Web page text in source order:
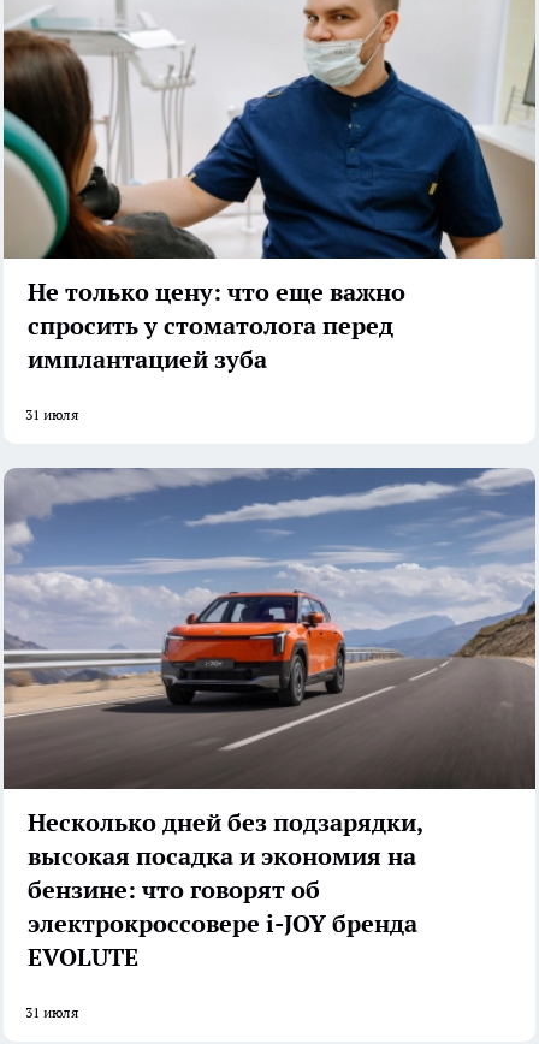
Не только цену: что еще важно
спросить у стоматолога перед
имплантацией зуба
31 июля
Несколько дней без подзарядки,
высокая посадка и экономия на
бензине: что говорят об
электрокроссовере i-JOY бренда
EVOLUTE
31 июля